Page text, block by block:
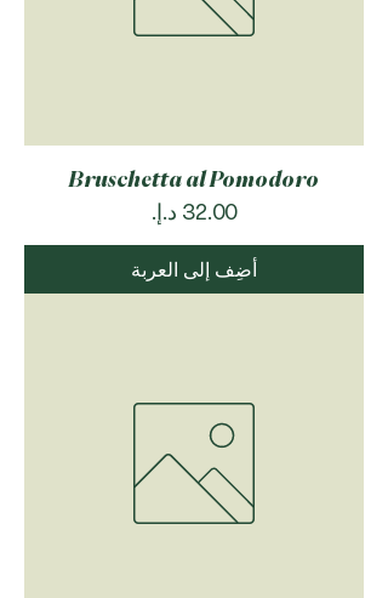
Bruschetta al Pomodoro
السعر‏32.00 د.إ.‏
أضِف إلى العربة